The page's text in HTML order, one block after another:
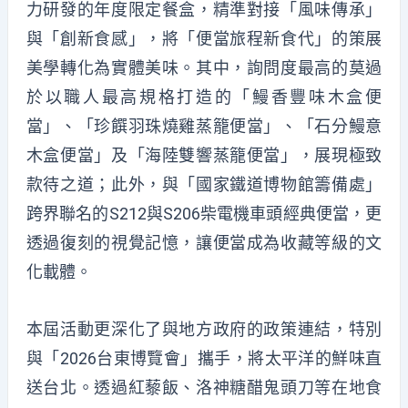
力研發的年度限定餐盒，精準對接「風味傳承」
與「創新食感」，將「便當旅程新食代」的策展
美學轉化為實體美味。其中，詢問度最高的莫過
於以職人最高規格打造的「鰻香豐味木盒便
當」、「珍饌羽珠燒雞蒸籠便當」、「石分鰻意
木盒便當」及「海陸雙響蒸籠便當」，展現極致
款待之道；此外，與「國家鐵道博物館籌備處」
跨界聯名的S212與S206柴電機車頭經典便當，更
透過復刻的視覺記憶，讓便當成為收藏等級的文
化載體。
本屆活動更深化了與地方政府的政策連結，特別
與「2026台東博覽會」攜手，將太平洋的鮮味直
送台北。透過紅藜飯、洛神糖醋鬼頭刀等在地食